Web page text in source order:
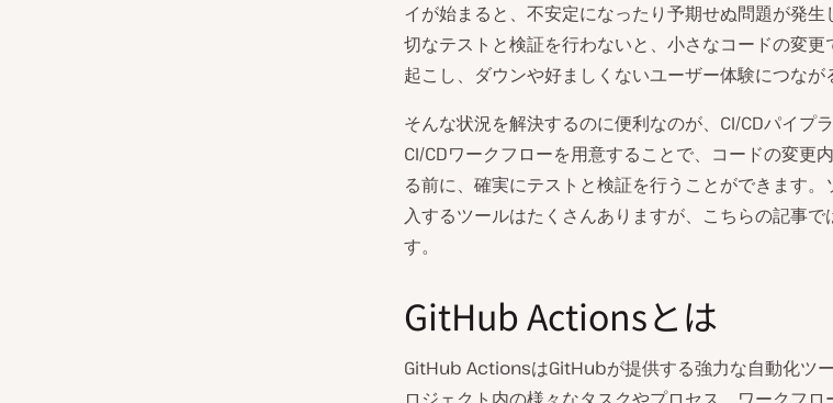
イが始まると、不安定になったり予期せぬ問題が発
切なテストと検証を行わないと、小さなコードの変
起こし、ダウンや好ましくないユーザー体験につなが
そんな状況を解決するのに便利なのが、CI/CDパイプ
CI/CDワークフローを用意することで、コードの変更
る前に、確実にテストと検証を行うことができます
入するツールはたくさんありますが、こちらの記事で
す。
GitHub Actionsとは
GitHub ActionsはGitHubが提供する強力な自動化ツ